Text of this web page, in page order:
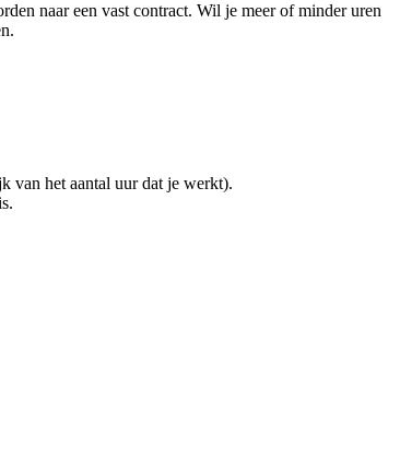
naar een vast contract. Wil je meer of minder uren
van het aantal uur dat je werkt).